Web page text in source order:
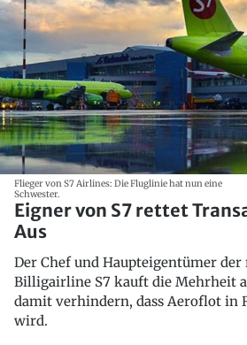
Flieger von S7 Airlines: Die Fluglinie hat nun eine
Schwester.
Eigner von S7 rettet
Aus
Der Chef und Haupteigentümer der
Billigairline S7 kauft die Mehrheit
damit verhindern, dass Aeroflot in
wird.